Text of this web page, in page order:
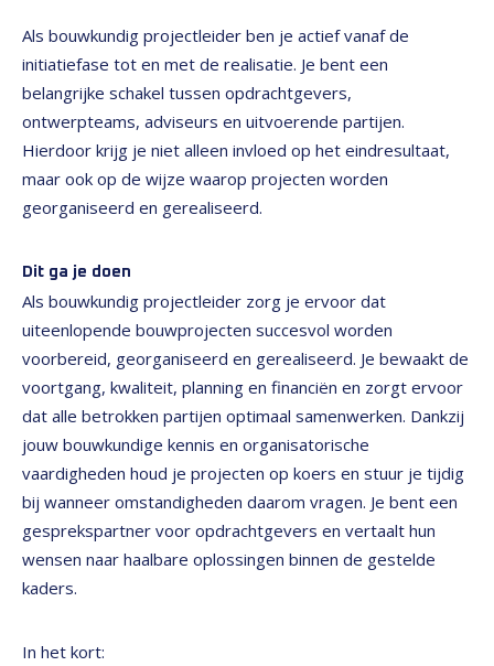
Als bouwkundig projectleider ben je actief vanaf de
initiatiefase tot en met de realisatie. Je bent een
belangrijke schakel tussen opdrachtgevers,
ontwerpteams, adviseurs en uitvoerende partijen.
Hierdoor krijg je niet alleen invloed op het eindresultaat,
maar ook op de wijze waarop projecten worden
georganiseerd en gerealiseerd.
Dit ga je doen
Als bouwkundig projectleider zorg je ervoor dat
uiteenlopende bouwprojecten succesvol worden
voorbereid, georganiseerd en gerealiseerd. Je bewaakt de
voortgang, kwaliteit, planning en financiën en zorgt ervoor
dat alle betrokken partijen optimaal samenwerken. Dankzij
jouw bouwkundige kennis en organisatorische
vaardigheden houd je projecten op koers en stuur je tijdig
bij wanneer omstandigheden daarom vragen. Je bent een
gesprekspartner voor opdrachtgevers en vertaalt hun
wensen naar haalbare oplossingen binnen de gestelde
kaders.
In het kort: